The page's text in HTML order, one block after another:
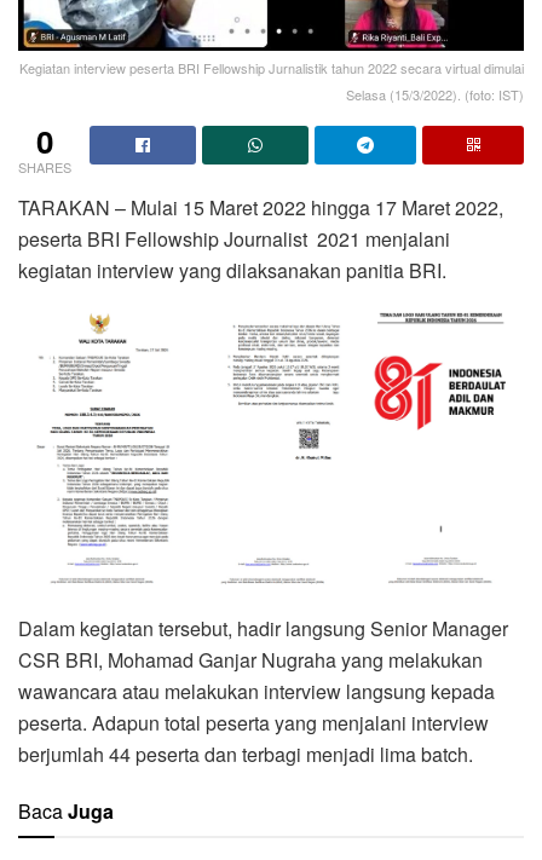
Kegiatan interview peserta BRI Fellowship Jurnalistik tahun 2022 secara virtual dimulai
Selasa (15/3/2022). (foto: IST)
0
SHARES
TARAKAN – Mulai 15 Maret 2022 hingga 17 Maret 2022,
peserta BRI Fellowship Journalist 2021 menjalani
kegiatan interview yang dilaksanakan panitia BRI.
Dalam kegiatan tersebut, hadir langsung Senior Manager
CSR BRI, Mohamad Ganjar Nugraha yang melakukan
wawancara atau melakukan interview langsung kepada
peserta. Adapun total peserta yang menjalani interview
berjumlah 44 peserta dan terbagi menjadi lima batch.
BacaJuga